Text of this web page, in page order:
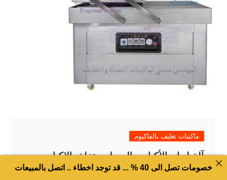
ماكينات تغليف بالفاكيوم
آلة لحام الأكياس السهله وتغلق الاكياس و
تلحمها تماما للحفاظ على ما بداخلها من
خصومات تصل الى 40 % ... قد توجد اخطاء .. اتصل بالمبيعات